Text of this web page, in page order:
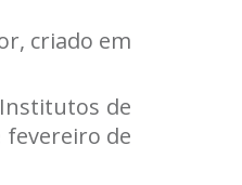
criado em
de
fevereiro de